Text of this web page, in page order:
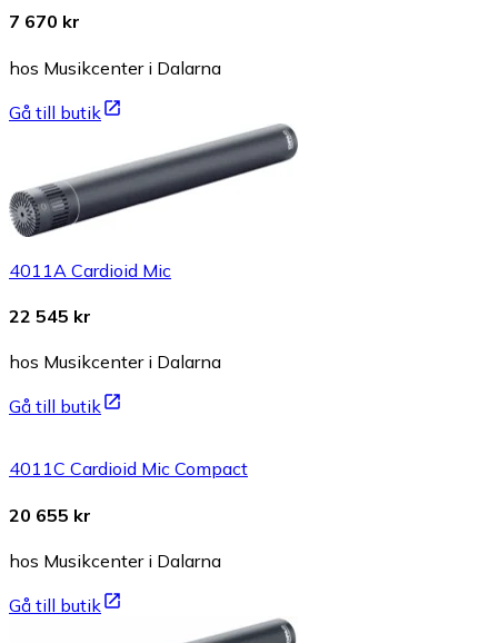
7 670 kr
hos Musikcenter i Dalarna
Gå till butik
4011A Cardioid Mic
22 545 kr
hos Musikcenter i Dalarna
Gå till butik
4011C Cardioid Mic Compact
20 655 kr
hos Musikcenter i Dalarna
Gå till butik